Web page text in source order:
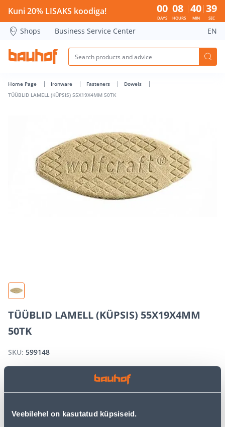
Veebilehel on kasutatud küpsiseid.
TÜÜBLID LAMELL (KÜPSIS) 55X19X4MM 50TK - Bauhof has
Kuni 20% LISAKS koodiga! 00
DAYS
08
HOURS
40
MIN
38
SEC
Shops Business Service Center EN
Home Page Ironware Fasteners
Dowels
TÜÜBLID LAMELL (KÜPSIS) 55X19X4MM 50TK
TÜÜBLID LAMELL (KÜPSIS) 55X19X4MM
50TK
SKU: 599148
We apologize, but we inform you that the desired